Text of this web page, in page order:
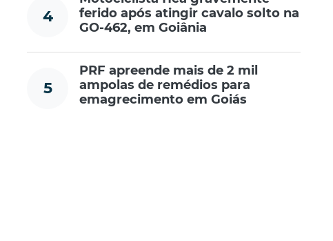
4
ferido após atingir cavalo solto na
GO-462, em Goiânia
5
PRF apreende mais de 2 mil
ampolas de remédios para
emagrecimento em Goiás